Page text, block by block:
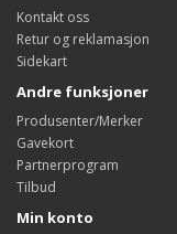
Kontakt oss
Retur og reklamasjon
Sidekart
Andre funksjoner
Produsenter/Merker
Gavekort
Partnerprogram
Tilbud
Min konto